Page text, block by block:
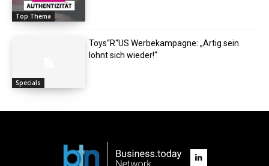
Top Thema
Specials
Toys“R“US Werbekampagne: „Artig sein
lohnt sich wieder!“